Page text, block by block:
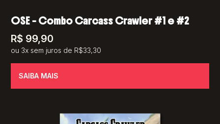
OSE – Combo Carcass Crawler #1 e #2
R$ 99,90
ou 3x sem juros de R$33,30
SAIBA MAIS